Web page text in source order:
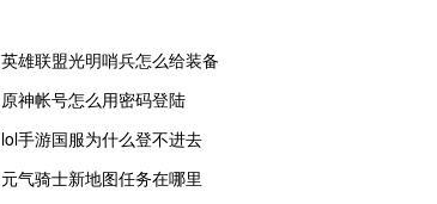
英雄联盟光明哨兵怎么给装备
原神帐号怎么用密码登陆
lol手游国服为什么登不进去
元气骑士新地图任务在哪里